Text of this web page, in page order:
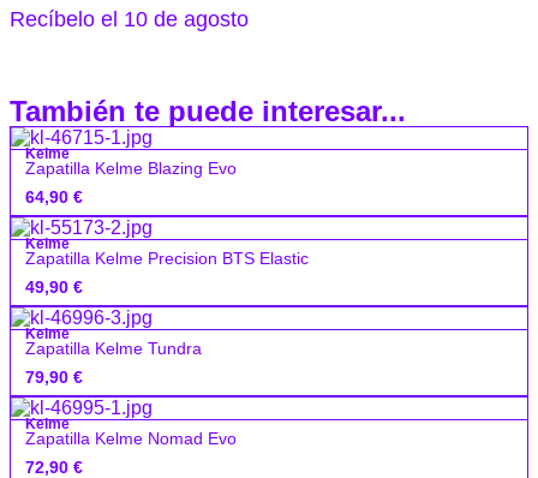
Recíbelo el 10 de agosto
También te puede interesar...
Kelme
Zapatilla Kelme Blazing Evo
64,90 €
Kelme
Zapatilla Kelme Precision BTS Elastic
49,90 €
Kelme
Zapatilla Kelme Tundra
79,90 €
Kelme
Zapatilla Kelme Nomad Evo
72,90 €